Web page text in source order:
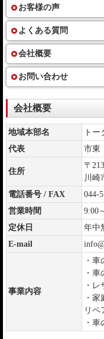
お客様の声
よくある質問
会社概要
お問い合わせ
会社概要
地域本部名
ト
代表
市
住所
〒
川崎
電話番号 / FAX
044-
営業時間
9:00
定休日
年中
E-mail
事業内容
・
・
・
・
リペ
・